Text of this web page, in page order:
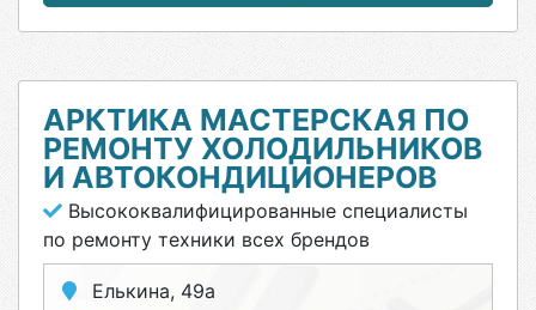
АРКТИКА МАСТЕРСКАЯ ПО
РЕМОНТУ ХОЛОДИЛЬНИКОВ
И АВТОКОНДИЦИОНЕРОВ
Высококвалифицированные специалисты
по ремонту техники всех брендов
Елькина, 49а